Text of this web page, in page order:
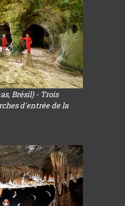
Brésil) - Trois
d'entrée de la